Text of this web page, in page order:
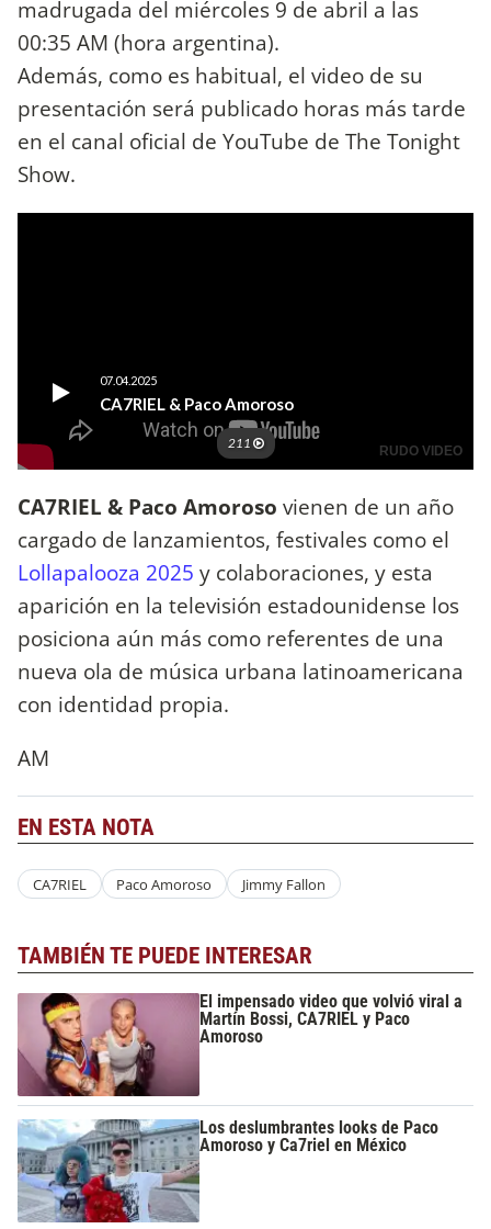
madrugada del miércoles 9 de abril a las
00:35 AM (hora argentina).
Además, como es habitual, el video de su
presentación será publicado horas más tarde
en el canal oficial de YouTube de The Tonight
Show.
CA7RIEL & Paco Amoroso vienen de un año
cargado de lanzamientos, festivales como el
Lollapalooza 2025 y colaboraciones, y esta
aparición en la televisión estadounidense los
posiciona aún más como referentes de una
nueva ola de música urbana latinoamericana
con identidad propia.
AM
EN ESTA NOTA
CA7RIEL Paco Amoroso Jimmy Fallon
TAMBIÉN TE PUEDE INTERESAR
El impensado video que volvió viral a
Martín Bossi, CA7RIEL y Paco
Amoroso
Los deslumbrantes looks de Paco
Amoroso y Ca7riel en México